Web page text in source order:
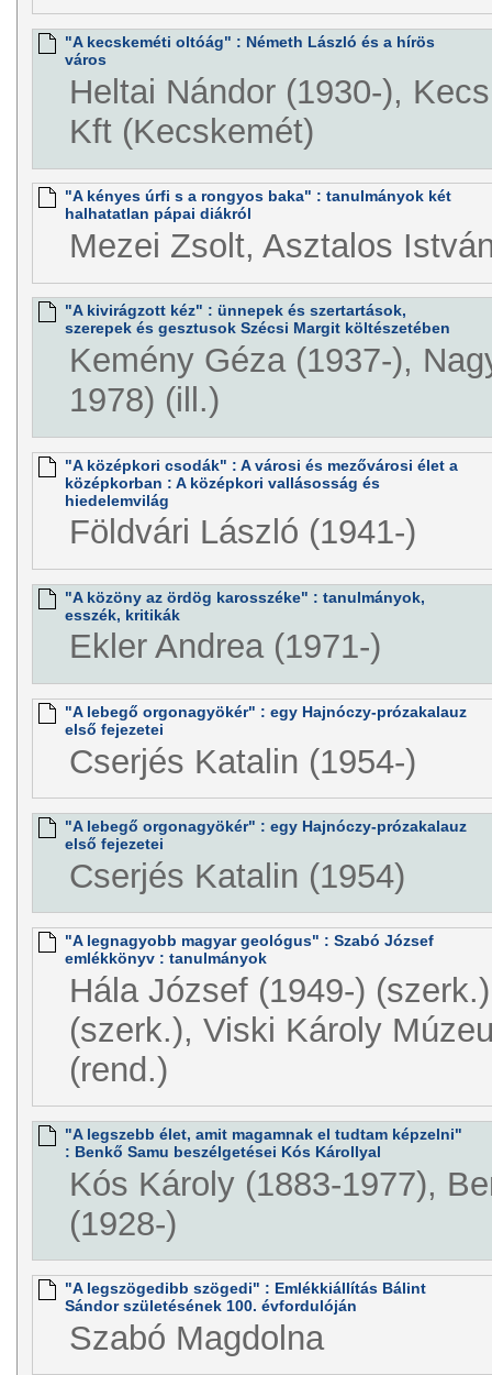
"A kecskeméti oltóág" : Németh László és a hírös
város
Heltai Nándor (1930-),
Kft (Kecskemét)
"A kényes úrfi s a rongyos baka" : tanulmányok két
halhatatlan pápai diákról
Mezei Zsolt, Asztalos
"A kivirágzott kéz" : ünnepek és szertartások,
szerepek és gesztusok Szécsi Margit költészetében
Kemény Géza (1937-),
1978) (ill.)
"A középkori csodák" : A városi és mezővárosi élet a
középkorban : A középkori vallásosság és
hiedelemvilág
Földvári László (1941-)
"A közöny az ördög karosszéke" : tanulmányok,
esszék, kritikák
Ekler Andrea (1971-)
"A lebegő orgonagyökér" : egy Hajnóczy-prózakalauz
első fejezetei
Cserjés Katalin (1954-)
"A lebegő orgonagyökér" : egy Hajnóczy-prózakalauz
első fejezetei
Cserjés Katalin (1954)
"A legnagyobb magyar geológus" : Szabó József
emlékkönyv : tanulmányok
Hála József (1949-)
(szerk.), Viski Károly
(rend.)
"A legszebb élet, amit magamnak el tudtam képzelni"
: Benkő Samu beszélgetései Kós Károllyal
Kós Károly (1883-1977),
(1928-)
"A legszögedibb szögedi" : Emlékkiállítás Bálint
Sándor születésének 100. évfordulóján
Szabó Magdolna